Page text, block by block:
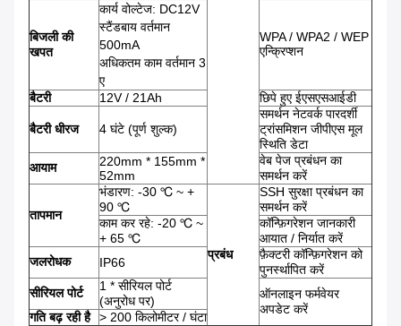
बिजली की
खपत
कार्य वोल्टेज: DC12V
स्टैंडबाय वर्तमान
500mA
अधिकतम काम वर्तमान 3
ए
WPA / WPA2 / WEP
एन्क्रिप्शन
बैटरी 12V / 21Ah छिपे हुए ईएसएसआईडी
बैटरी धीरज 4 घंटे (पूर्ण शुल्क)
समर्थन नेटवर्क पारदर्शी
ट्रांसमिशन जीपीएस मूल
स्थिति डेटा
आयाम
220mm * 155mm *
52mm
वेब पेज प्रबंधन का
समर्थन करें
तापमान
भंडारण: -30 ℃ ~ +
90 ℃
प्रबंध
SSH सुरक्षा प्रबंधन का
समर्थन करें
काम कर रहे: -20 ℃ ~
+ 65 ℃
कॉन्फ़िगरेशन जानकारी
आयात / निर्यात करें
जलरोधक
IP66
फ़ैक्टरी कॉन्फ़िगरेशन को
पुनर्स्थापित करें
सीरियल पोर्ट
1 * सीरियल पोर्ट
(अनुरोध पर)
ऑनलाइन फर्मवेयर
अपडेट करें
गति बढ़ रही है > 200 किलोमीटर / घंटा